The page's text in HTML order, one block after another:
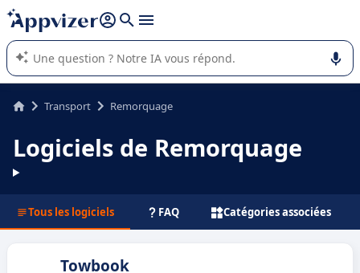
répondre (plusieurs lignes avec
L'IA de Appvizer vous guide dans l'utilisation ou la sélection de
logiciel SaaS en entreprise.
Transport Remorquage
Logiciels de Remorquage
Tous les logiciels FAQ Catégories associées
Towbook